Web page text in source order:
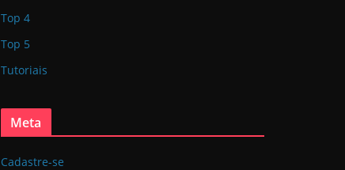
Top 4
Top 5
Tutoriais
Meta
Cadastre-se